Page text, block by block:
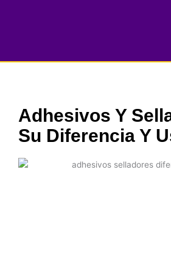
Adhesivos Y
Su Diferencia Y